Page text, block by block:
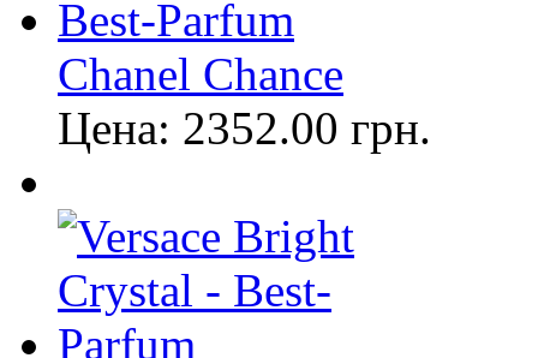
Chanel Chance
Цена: 2352.00 грн.